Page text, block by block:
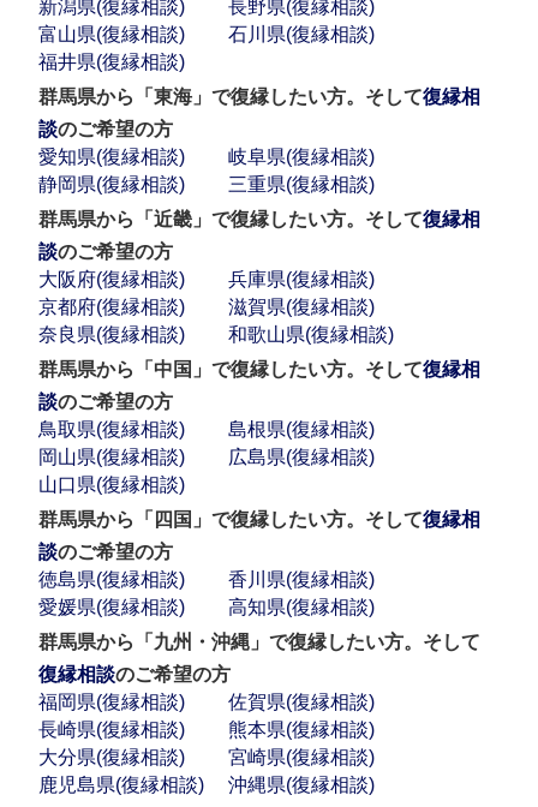
新潟県(復縁相談)
長野県(復縁相談)
富山県(復縁相談)
石川県(復縁相談)
福井県(復縁相談)
群馬県から「東海」で復縁したい方。そして復縁相
談のご希望の方
愛知県(復縁相談)
岐阜県(復縁相談)
静岡県(復縁相談)
三重県(復縁相談)
群馬県から「近畿」で復縁したい方。そして復縁相
談のご希望の方
大阪府(復縁相談)
兵庫県(復縁相談)
京都府(復縁相談)
滋賀県(復縁相談)
奈良県(復縁相談)
和歌山県(復縁相談)
群馬県から「中国」で復縁したい方。そして復縁相
談のご希望の方
鳥取県(復縁相談)
島根県(復縁相談)
岡山県(復縁相談)
広島県(復縁相談)
山口県(復縁相談)
群馬県から「四国」で復縁したい方。そして復縁相
談のご希望の方
徳島県(復縁相談)
香川県(復縁相談)
愛媛県(復縁相談)
高知県(復縁相談)
群馬県から「九州・沖縄」で復縁したい方。そして
復縁相談のご希望の方
福岡県(復縁相談)
佐賀県(復縁相談)
長崎県(復縁相談)
熊本県(復縁相談)
大分県(復縁相談)
宮崎県(復縁相談)
鹿児島県(復縁相談)
沖縄県(復縁相談)